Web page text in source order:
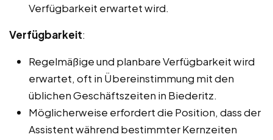
Verfügbarkeit erwartet wird.
Verfügbarkeit:
Regelmäßige und planbare Verfügbarkeit wird
erwartet, oft in Übereinstimmung mit den
üblichen Geschäftszeiten in Biederitz.
Möglicherweise erfordert die Position, dass der
Assistent während bestimmter Kernzeiten